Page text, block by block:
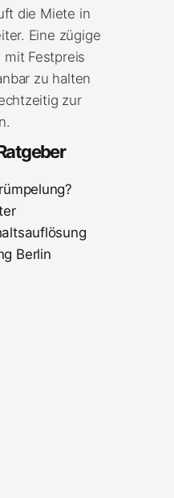
die Miete in
Eine zügige
mit Festpreis
zu halten
zur
Berlin